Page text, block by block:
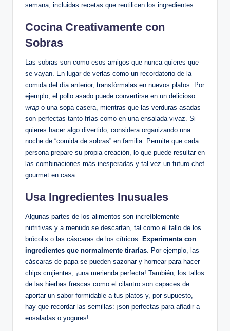
semana, incluidas recetas que reutilicen los ingredientes.
Cocina Creativamente con
Sobras
Las sobras son como esos amigos que nunca quieres que
se vayan. En lugar de verlas como un recordatorio de la
comida del día anterior, transfórmalas en nuevos platos. Por
ejemplo, el pollo asado puede convertirse en un delicioso
wrap o una sopa casera, mientras que las verduras asadas
son perfectas tanto frías como en una ensalada vivaz. Si
quieres hacer algo divertido, considera organizando una
noche de “comida de sobras” en familia. Permite que cada
persona prepare su propia creación, lo que puede resultar en
las combinaciones más inesperadas y tal vez un futuro chef
gourmet en casa.
Usa Ingredientes Inusuales
Algunas partes de los alimentos son increíblemente
nutritivas y a menudo se descartan, tal como el tallo de los
brócolis o las cáscaras de los cítricos. Experimenta con
ingredientes que normalmente tirarías. Por ejemplo, las
cáscaras de papa se pueden sazonar y hornear para hacer
chips crujientes, ¡una merienda perfecta! También, los tallos
de las hierbas frescas como el cilantro son capaces de
aportar un sabor formidable a tus platos y, por supuesto,
hay que recordar las semillas: ¡son perfectas para añadir a
ensaladas o yogures!